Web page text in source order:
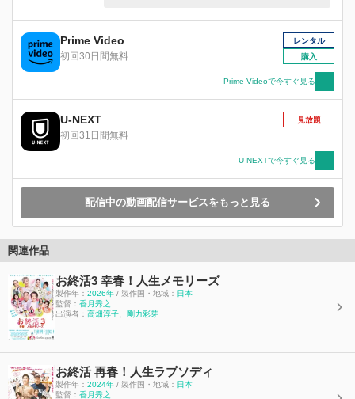
うかと、周造が欲しいものを聞いてみると、富子
の答えはなんと・・・「離婚届」！！突然起きた
まさかの“熟年離婚”騒動に、子どもたちは大慌
て。何とか解決策を見つけようと≪家族会議≫を
決行し、離婚問題について話し合おうとするもの
の、それぞれの不満が噴出しはじめ、事態は思わ
ぬ方向へ・・・！果たしてこの家族はどうなって
Prime Video
初回30日間無料
レンタル
購入
Prime Videoで今すぐ見る
U-NEXT
初回31日間無料
見放題
U-NEXTで今すぐ見る
配信中の動画配信サービスをもっと見る
関連作品
お終活3 幸春！人生メモリーズ
製作年： 2026年 / 製作国・地域： 日本
監督： 香月秀之
出演者： 高畑淳子 剛力彩芽
お終活 再春！人生ラプソディ
製作年： 2024年 / 製作国・地域： 日本
監督： 香月秀之